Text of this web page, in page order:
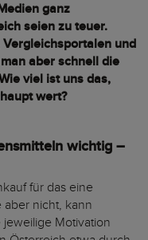
ganz
seien zu teuer.
und
aber schnell die
viel ist uns das,
wert?
wichtig –
für das eine
aber nicht, kann
Motivation